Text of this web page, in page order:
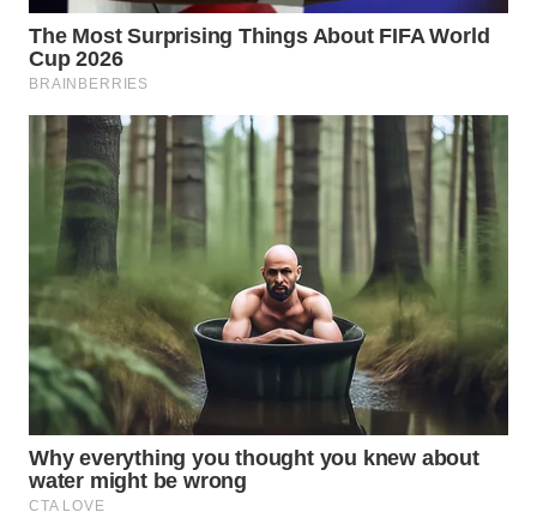
WAHANA
NEWS
WAHANA
TANI
WAHANA
ADVOKAT
WAHANA
INFRASTRUKTUR
WAHANA
KONSUMEN
WAHANA
LISTRIK